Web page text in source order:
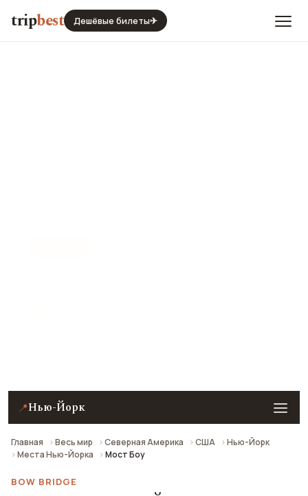
tripbest Дешёвые билеты✈
📍Нью-Йорк
Главная Весь мир Северная Америка США
Нью-Йорк
Места Нью-Йорка
Мост Боу
BOW BRIDGE